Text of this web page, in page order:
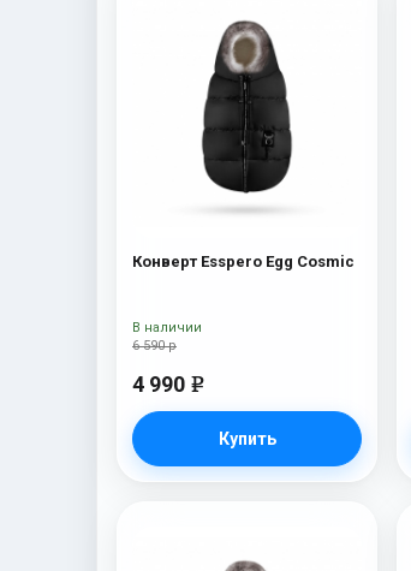
Конверт Esspero Egg Cosmic
6 590 р
4 990 e
Купить
В наличии